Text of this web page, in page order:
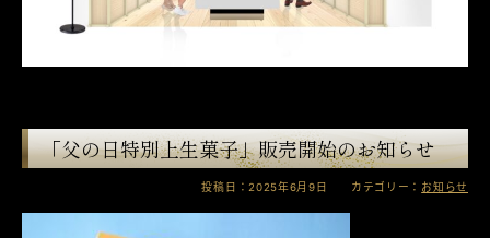
「父の日特別上生菓子」販売開始のお知らせ
投稿日：2025年6月9日 カテゴリー： お知らせ